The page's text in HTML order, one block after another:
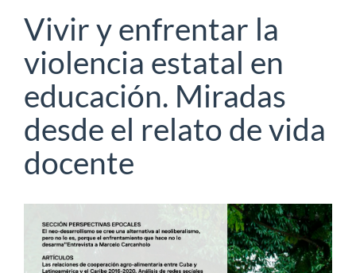
Vivir y enfrentar la
violencia estatal en
educación. Miradas
desde el relato de vida
docente
Barra
lateral